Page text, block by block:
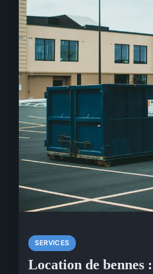
SERVICES
Location de bennes